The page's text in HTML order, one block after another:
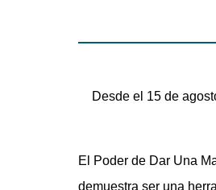
Desde el 15 de
El Poder de Dar Una
demuestra ser una